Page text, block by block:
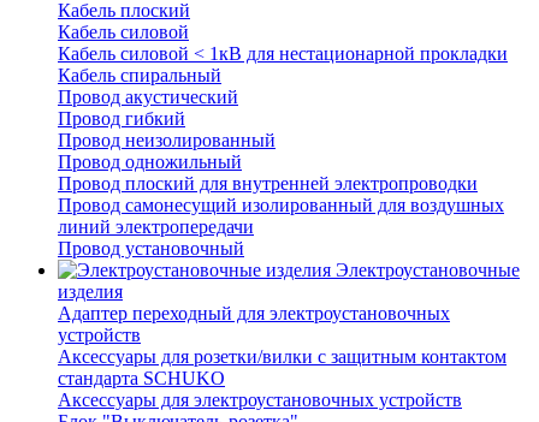
Кабель плоский
Кабель силовой
Кабель силовой < 1кВ для нестационарной прокладки
Кабель спиральный
Провод акустический
Провод гибкий
Провод неизолированный
Провод одножильный
Провод плоский для внутренней электропроводки
Провод самонесущий изолированный для воздушных
линий электропередачи
Провод установочный
Электроустановочные
изделия
Адаптер переходный для электроустановочных
устройств
Аксессуары для розетки/вилки с защитным контактом
стандарта SCHUKO
Аксессуары для электроустановочных устройств